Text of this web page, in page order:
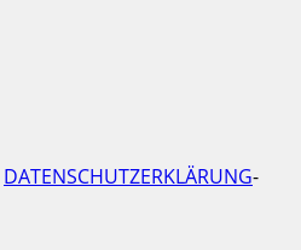
DATENSCHUTZERKLÄRUNG-